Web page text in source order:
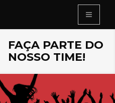
FAÇA PARTE DO
NOSSO TIME!